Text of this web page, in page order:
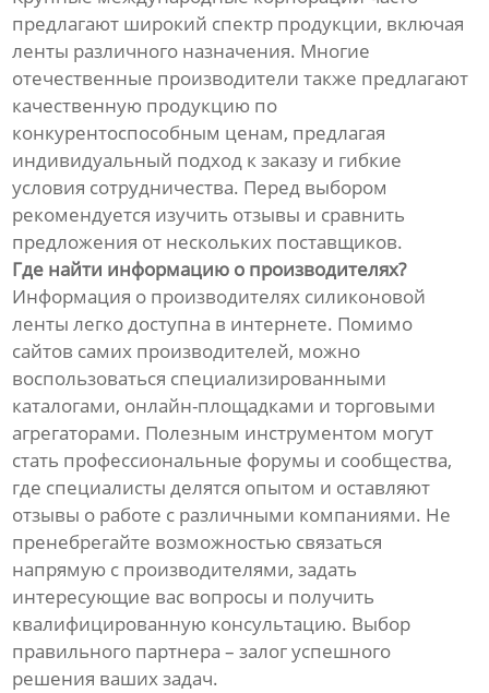
предлагают широкий спектр продукции, включая
ленты различного назначения. Многие
отечественные производители также предлагают
качественную продукцию по
конкурентоспособным ценам, предлагая
индивидуальный подход к заказу и гибкие
условия сотрудничества. Перед выбором
рекомендуется изучить отзывы и сравнить
предложения от нескольких поставщиков.
Где найти информацию о производителях?
Информация о производителях силиконовой
ленты легко доступна в интернете. Помимо
сайтов самих производителей, можно
воспользоваться специализированными
каталогами, онлайн-площадками и торговыми
агрегаторами. Полезным инструментом могут
стать профессиональные форумы и сообщества,
где специалисты делятся опытом и оставляют
отзывы о работе с различными компаниями. Не
пренебрегайте возможностью связаться
напрямую с производителями, задать
интересующие вас вопросы и получить
квалифицированную консультацию. Выбор
правильного партнера – залог успешного
решения ваших задач.